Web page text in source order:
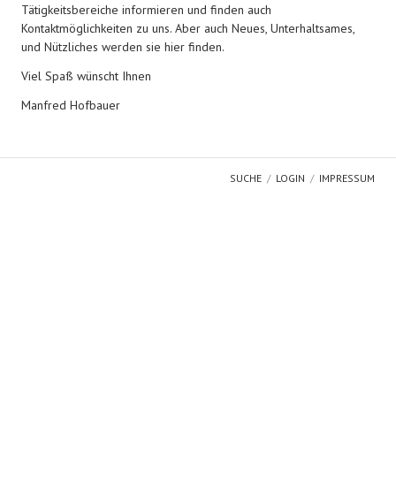
Tätigkeitsbereiche informieren und finden auch
Kontaktmöglichkeiten zu uns. Aber auch Neues, Unterhaltsames,
und Nützliches werden sie hier finden.
Viel Spaß wünscht Ihnen
Manfred Hofbauer
SUCHE LOGIN IMPRESSUM